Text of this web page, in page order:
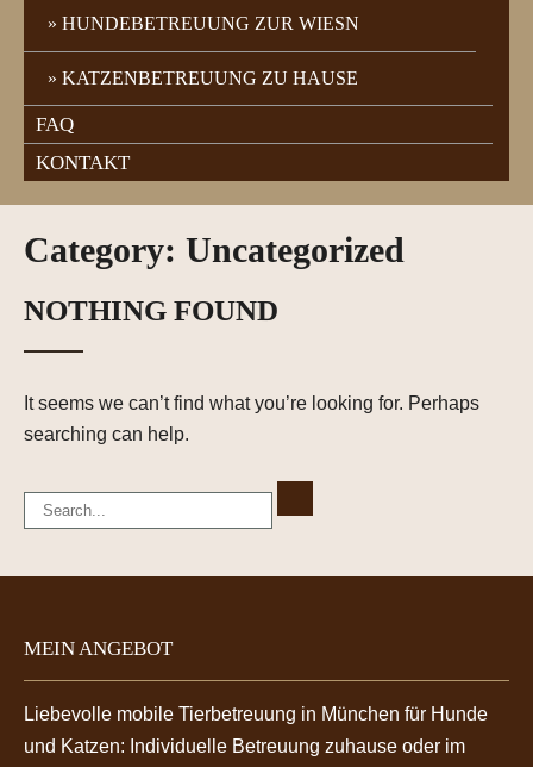
HUNDEBETREUUNG ZUR WIESN
KATZENBETREUUNG ZU HAUSE
FAQ
KONTAKT
Category: Uncategorized
NOTHING FOUND
It seems we can’t find what you’re looking for. Perhaps
searching can help.
MEIN ANGEBOT
Liebevolle mobile Tierbetreuung in München für Hunde
und Katzen: Individuelle Betreuung zuhause oder im